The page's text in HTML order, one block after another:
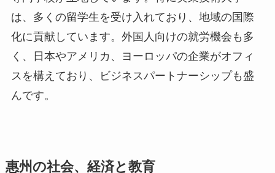
は、多くの留学生を受け入れており、地域の国際
化に貢献しています。外国人向けの就労機会も多
く、日本やアメリカ、ヨーロッパの企業がオフィ
スを構えており、ビジネスパートナーシップも盛
んです。
惠州の社会、経済と教育